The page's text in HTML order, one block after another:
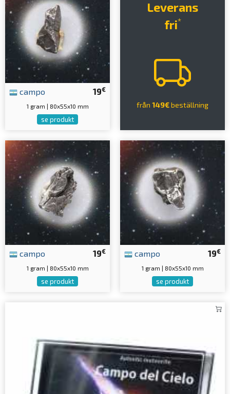
19€
campo
1 gram | 80x55x10 mm
se produkt
Leverans
fri*
från 149€beställning
19€
campo
1 gram | 80x55x10 mm
se produkt
19€
campo
1 gram | 80x55x10 mm
se produkt